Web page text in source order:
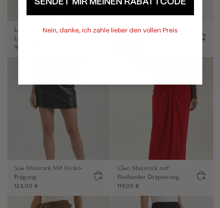
Lena Minirock setzt mit
Lackleder-Optik
99,00 €
Lauren Cord-Shorts mit
Sue Minirock Mit Kroko-
Prägung
124,00 €
Cleo Maxirock mit
fließender Drapierung
119,00 €
SENDET MIR MEINEN RABATTCODE
Nein, danke, ich zahle lieber den vollen Preis